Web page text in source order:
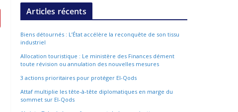
Articles récents
Biens détournés : L’État accélère la reconquête de son tissu
industriel
Allocation touristique : Le ministère des Finances dément
toute révision ou annulation des nouvelles mesures
3 actions prioritaires pour protéger El-Qods
Attaf multiplie les tête-à-tête diplomatiques en marge du
sommet sur El-Qods